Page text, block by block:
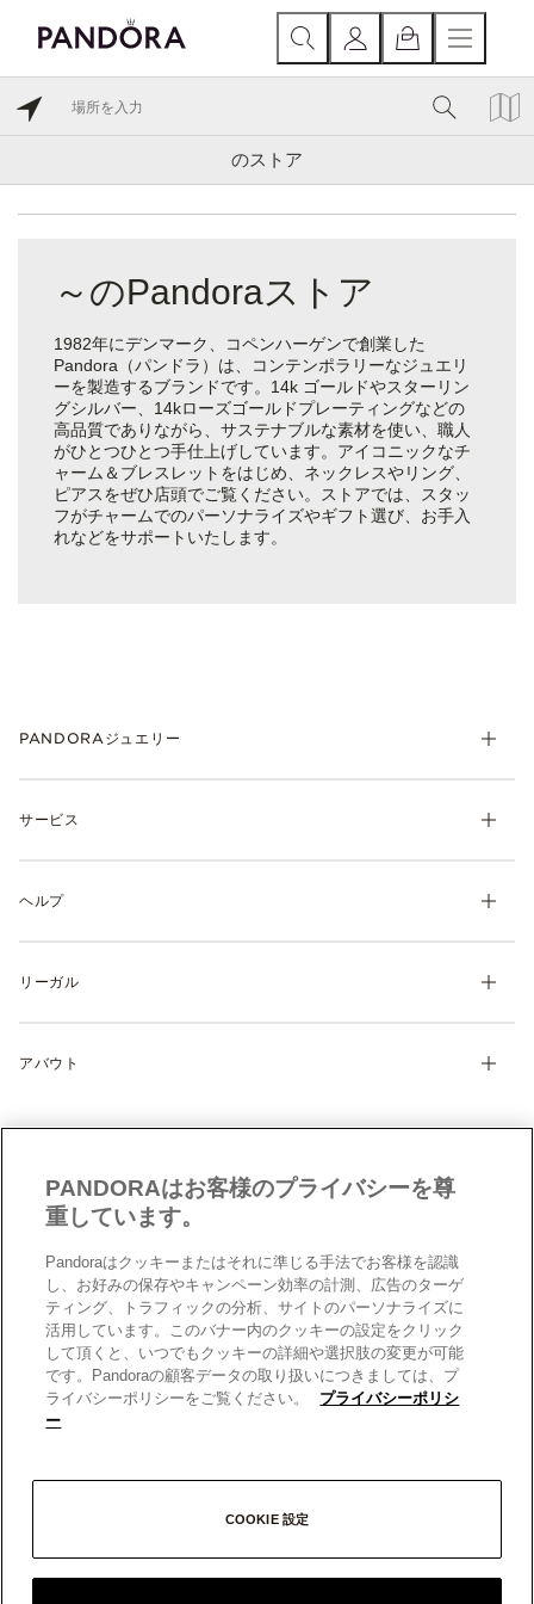
のストア
～のPandoraストア
1982年にデンマーク、コペンハーゲンで創業した
Pandora（パンドラ）は、コンテンポラリーなジュエリ
ーを製造するブランドです。14k ゴールドやスターリン
グシルバー、14kローズゴールドプレーティングなどの
高品質でありながら、サステナブルな素材を使い、職人
がひとつひとつ手仕上げしています。アイコニックなチ
ャーム＆ブレスレットをはじめ、ネックレスやリング、
ピアスをぜひ店頭でご覧ください。ストアでは、スタッ
フがチャームでのパーソナライズやギフト選び、お手入
れなどをサポートいたします。
PANDORAジュエリー
ブレスレット
リング
サービス
注文履歴
ウィッシュリスト
ヘルプ
配送について
返品・交換について
リーガル
特定商取引に関する法律に基づく表示
クッキーポリシー
データ保護フォーム（英文）
現代奴隷法への対応（英文）
男女間の賃金格差レポート（英文）
アバウト
店舗検索
採用情報
日本 日本
© 2026 Pandora Inc. All rights reserved.
PANDORAはお客様のプライバシーを尊
重しています。
Pandoraはクッキーまたはそれに準じる手法でお客様を認識
し、お好みの保存やキャンペーン効率の計測、広告のターゲ
ティング、トラフィックの分析、サイトのパーソナライズに
活用しています。このバナー内のクッキーの設定をクリック
して頂くと、いつでもクッキーの詳細や選択肢の変更が可能
です。Pandoraの顧客データの取り扱いにつきましては、プ
ライバシーポリシーをご覧ください。
プライバシーポリシ
ー
COOKIE 設定